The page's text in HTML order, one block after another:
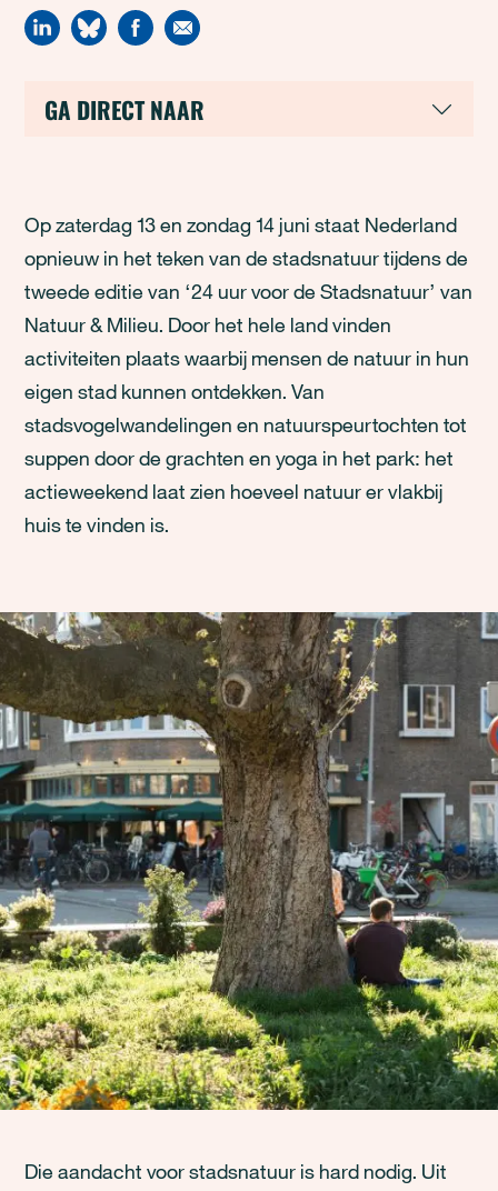
GA DIRECT NAAR
Op zaterdag 13 en zondag 14 juni staat Nederland
opnieuw in het teken van de stadsnatuur tijdens de
tweede editie van ‘24 uur voor de Stadsnatuur’ van
Natuur & Milieu. Door het hele land vinden
activiteiten plaats waarbij mensen de natuur in hun
eigen stad kunnen ontdekken. Van
stadsvogelwandelingen en natuurspeurtochten tot
suppen door de grachten en yoga in het park: het
actieweekend laat zien hoeveel natuur er vlakbij
huis te vinden is.
Die aandacht voor stadsnatuur is hard nodig. Uit